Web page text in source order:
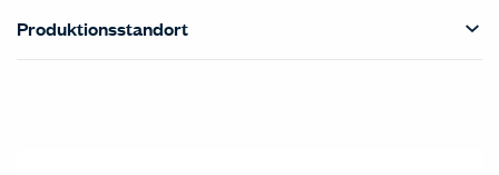
Produktionsstandort